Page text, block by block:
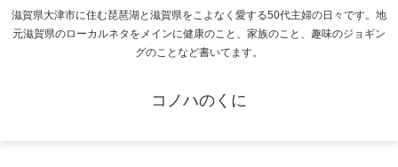
滋賀県大津市に住む琵琶湖と滋賀県をこよなく愛する50代主婦の日々です。地
元滋賀県のローカルネタをメインに健康のこと、家族のこと、趣味のジョギン
グのことなど書いてます。
コノハのくに